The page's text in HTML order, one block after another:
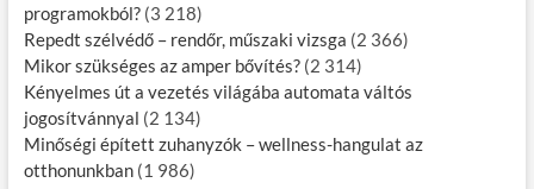
programokból? (3 218)
Repedt szélvédő – rendőr, műszaki vizsga (2 366)
Mikor szükséges az amper bővítés? (2 314)
Kényelmes út a vezetés világába automata váltós
jogosítvánnyal (2 134)
Minőségi épített zuhanyzók – wellness-hangulat az
otthonunkban (1 986)